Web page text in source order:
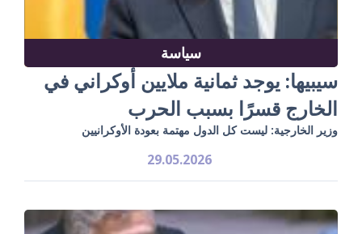
سياسة
سيبيها: يوجد ثمانية ملايين أوكراني في
الخارج قسرًا بسبب الحرب
وزير الخارجية: ليست كل الدول مهتمة بعودة الأوكرانيين
29.05.2026